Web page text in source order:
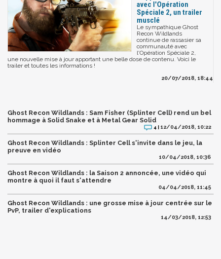
avec l'Opération
Spéciale 2, un trailer
musclé
Le sympathique Ghost
Recon Wildlands
continue de rassasier sa
communauté avec
l'Opération Spéciale 2,
une nouvelle mise à jour apportant une belle dose de contenu. Voici le
trailer et toutes les informations !
20/07/2018, 18:44
Ghost Recon Wildlands : Sam Fisher (Splinter Cell) rend un bel
hommage à Solid Snake et à Metal Gear Solid
4 | 12/04/2018, 10:22
Ghost Recon Wildlands : Splinter Cell s'invite dans le jeu, la
preuve en vidéo
10/04/2018, 10:36
Ghost Recon Wildlands : la Saison 2 annoncée, une vidéo qui
montre à quoi il faut s'attendre
04/04/2018, 11:45
Ghost Recon Wildlands : une grosse mise à jour centrée sur le
PvP, trailer d'explications
14/03/2018, 12:53